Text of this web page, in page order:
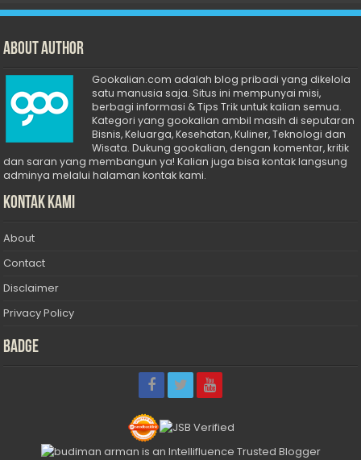
About Author
Gookalian.com adalah blog pribadi yang dikelola
satu manusia saja. Situs ini mempunyai misi,
berbagi informasi & Tips Trik untuk kalian semua.
Kategori yang gookalian ambil masih di seputaran
Bisnis, Keluarga, Kesehatan, Kuliner, Teknologi dan
Wisata. Dukung gookalian, dengan komentar, kritik
dan saran yang membangun ya! Kalian juga bisa kontak langsung
adminya melalui halaman kontak kami.
Kontak Kami
About
Contact
Disclaimer
Privacy Policy
Badge